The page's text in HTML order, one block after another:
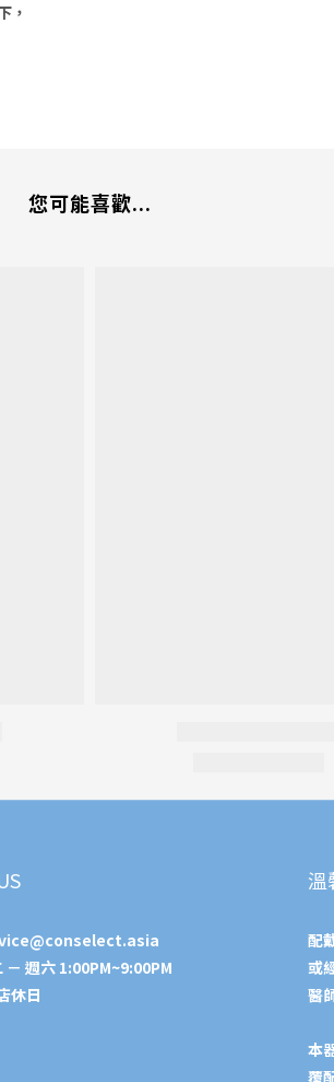
，
您可能喜歡...
－ 週六 1:00PM~9:00PM
休日
溫
配
或
醫
本
覆